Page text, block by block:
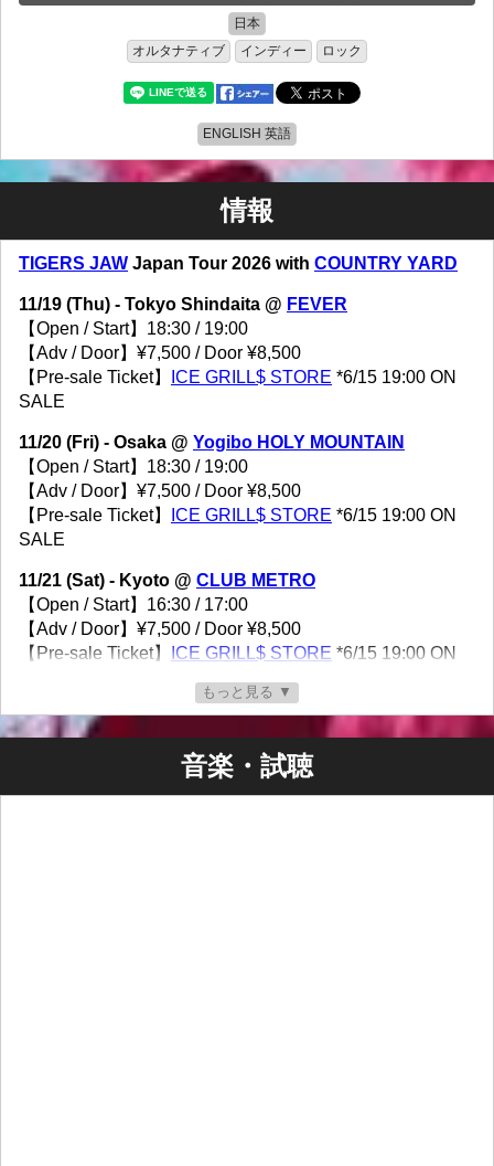
日本
オルタナティブ
インディー ロック
ENGLISH 英語
情報
TIGERS JAW Japan Tour 2026 with COUNTRY YARD
11/19 (Thu) - Tokyo Shindaita @ FEVER
【Open / Start】18:30 / 19:00
【Adv / Door】¥7,500 / Door ¥8,500
【Pre-sale Ticket】
ICE GRILL$ STORE *6/15 19:00 ON
SALE
11/20 (Fri) - Osaka @ Yogibo HOLY MOUNTAIN
【Open / Start】18:30 / 19:00
【Adv / Door】¥7,500 / Door ¥8,500
【Pre-sale Ticket】
ICE GRILL$ STORE *6/15 19:00 ON
SALE
11/21 (Sat) - Kyoto @ CLUB METRO
【Open / Start】16:30 / 17:00
【Adv / Door】¥7,500 / Door ¥8,500
【Pre-sale Ticket】 ICE GRILL$ STORE *6/15 19:00 ON
11/22 (Sun) - Yokohama @BB STREET
【Open / Start】18:00 / 18:30
【Adv / Door】¥7,500 / Door ¥8,500
【Pre-sale Ticket】ICE GRILL$ STORE*6/15 19:00 ON
もっと見る ▼
音楽・試聴